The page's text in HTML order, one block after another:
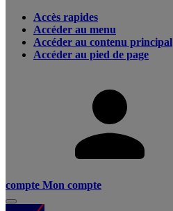
Accès rapides
Accéder au menu
Accéder au contenu principal
Accéder au pied de page
compte Mon compte